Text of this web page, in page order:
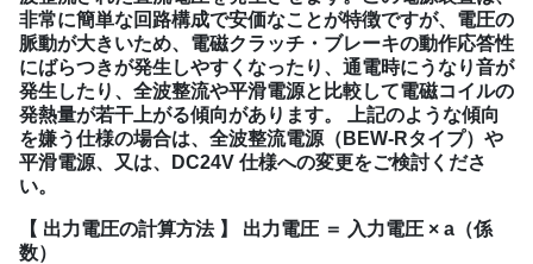
非常に簡単な回路構成で安価なことが特徴ですが、電圧の
脈動が大きいため、電磁クラッチ・ブレーキの動作応答性
にばらつきが発生しやすくなったり、通電時にうなり音が
発生したり、全波整流や平滑電源と比較して電磁コイルの
発熱量が若干上がる傾向があります。 上記のような傾向
を嫌う仕様の場合は、全波整流電源（BEW-Rタイプ）や
平滑電源、又は、DC24V 仕様への変更をご検討くださ
い。
【 出力電圧の計算方法 】 出力電圧 ＝ 入力電圧 × a（係
数）